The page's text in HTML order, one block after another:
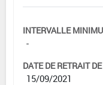
INTERVALLE
-
DATE DE RETRAIT
15/09/2021